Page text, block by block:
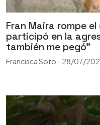
Fran Maira rompe
participó en la
también me pegó"
Francisca Soto - 28/07/